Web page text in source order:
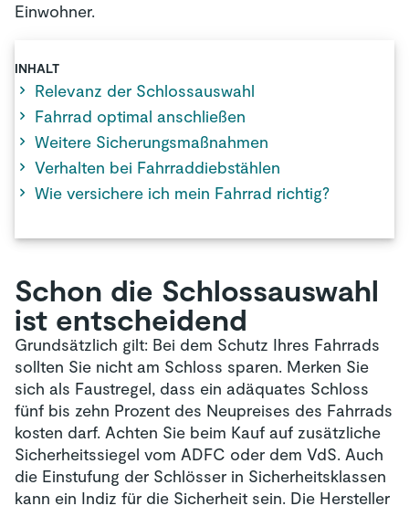
Einwohner.
INHALT
Relevanz der Schlossauswahl
Fahrrad optimal anschließen
Weitere Sicherungsmaßnahmen
Verhalten bei Fahrraddiebstählen
Wie versichere ich mein Fahrrad richtig?
Schon die Schlossauswahl
ist entscheidend
Grundsätzlich gilt: Bei dem Schutz Ihres Fahrrads
sollten Sie nicht am Schloss sparen. Merken Sie
sich als Faustregel, dass ein adäquates Schloss
fünf bis zehn Prozent des Neupreises des Fahrrads
kosten darf. Achten Sie beim Kauf auf zusätzliche
Sicherheitssiegel vom ADFC oder dem VdS. Auch
die Einstufung der Schlösser in Sicherheitsklassen
kann ein Indiz für die Sicherheit sein. Die Hersteller